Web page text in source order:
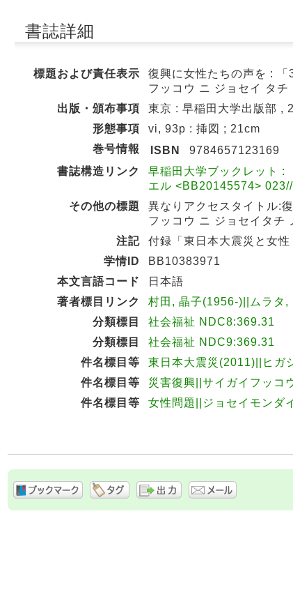
書誌詳細
標題および責任表示
復興に女性たちの声を :
フッコウ ニ ジョセイ タ
出版・頒布事項
東京 : 早稲田大学出版部 ,
形態事項
vi, 93p : 挿図 ; 21cm
巻号情報
ISBN
9784657123169
書誌構造リンク
早稲田大学ブックレット :
エル <BB20145574>
その他の標題
異なりアクセスタイトル:
フッコウ ニ ジョセイタチ
注記
付録「東日本大震災と女
学情ID
BB10383971
本文言語コード
日本語
著者標目リンク
村田, 晶子(1956-)||ムラタ
分類標目
社会福祉 NDC8:369.31
分類標目
社会福祉 NDC9:369.31
件名標目等
東日本大震災(2011)||ヒガ
件名標目等
災害復興||サイガイフッコ
件名標目等
女性問題||ジョセイモンダ